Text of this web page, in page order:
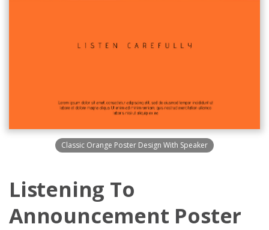
Classic Orange Poster Design With Speaker
Listening To
Announcement Poster